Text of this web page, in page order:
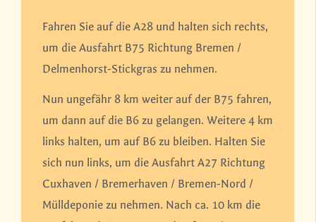
Fahren Sie auf die A28 und halten sich rechts,
um die Ausfahrt B75 Richtung Bremen /
Delmenhorst-Stickgras zu nehmen.
Nun ungefähr 8 km weiter auf der B75 fahren,
um dann auf die B6 zu gelangen. Weitere 4 km
links halten, um auf B6 zu bleiben. Halten Sie
sich nun links, um die Ausfahrt A27 Richtung
Cuxhaven / Bremerhaven / Bremen-Nord /
Mülldeponie zu nehmen. Nach ca. 10 km die